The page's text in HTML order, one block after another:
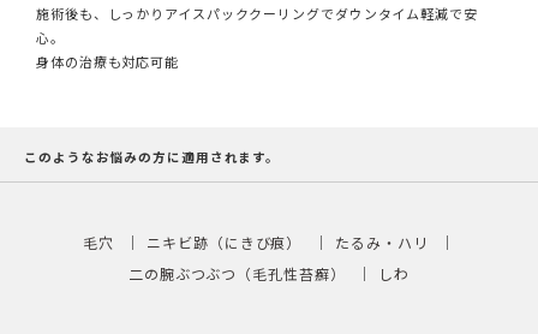
施術後も、しっかりアイスパッククーリングでダウンタイム軽減で安
心。
身体の治療も対応可能
このようなお悩みの方に適用されます。
毛穴 ニキビ跡（にきび痕）
たるみ・ハリ
二の腕ぶつぶつ（毛孔性苔癬）
しわ